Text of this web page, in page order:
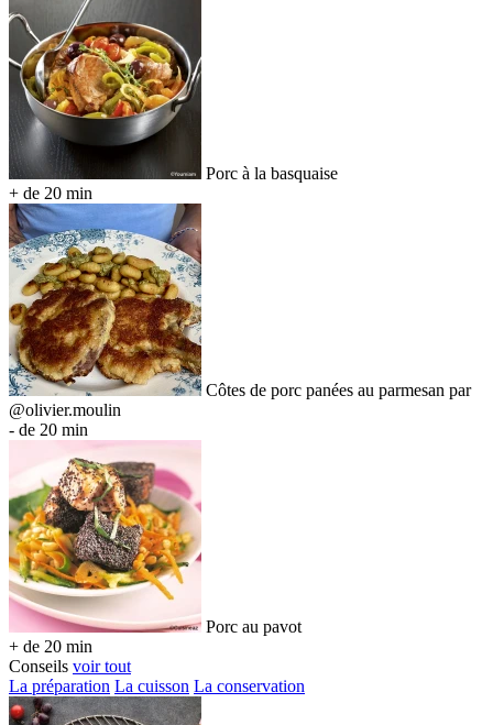
Porc à la basquaise
+ de 20 min
Côtes de porc panées au parmesan par
@olivier.moulin
- de 20 min
Porc au pavot
+ de 20 min
Conseils voir tout
La préparation La cuisson La conservation